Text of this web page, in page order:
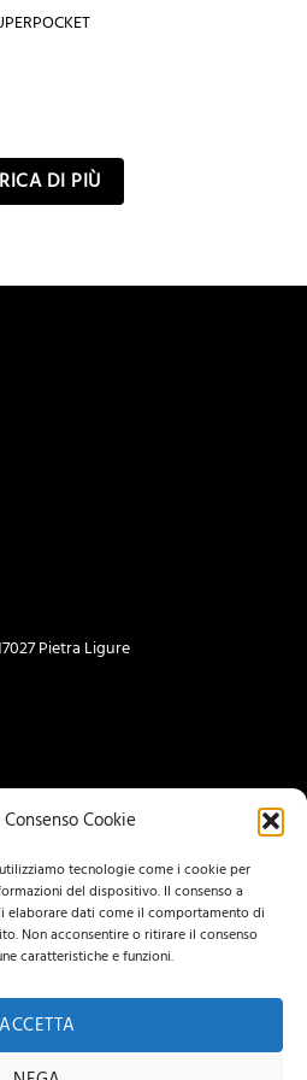
Cookie
tecnologie come i cookie per
del dispositivo. Il consenso a
elaborare dati come il comportamento di
Non acconsentire o ritirare il consenso
caratteristiche e funzioni.
ACCETTA
DI PIÙ
Pietra Ligure